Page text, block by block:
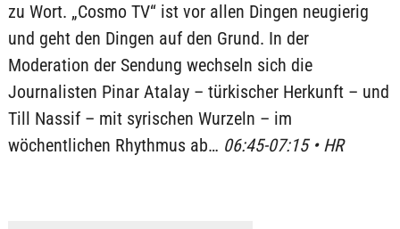
zu Wort. „Cosmo TV“ ist vor allen Dingen neugierig
und geht den Dingen auf den Grund. In der
Moderation der Sendung wechseln sich die
Journalisten Pinar Atalay – türkischer Herkunft – und
Till Nassif – mit syrischen Wurzeln – im
wöchentlichen Rhythmus ab… 06:45-07:15 • HR